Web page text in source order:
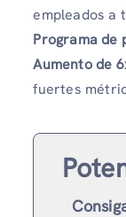
empleados a
Programa de
Aumento de
fuertes